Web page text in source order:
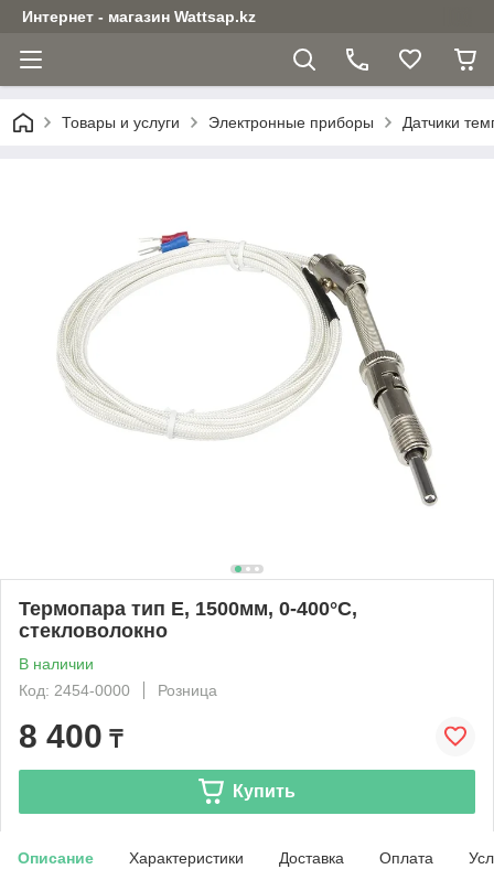
Интернет - магазин Wattsap.kz
Товары и услуги Электронные приборы Датчики
Термопара тип E, 1500мм, 0-400°C,
стекловолокно
В наличии
Код: 2454-0000
Розница
8 400 ₸
Купить
Описание Характеристики Доставка Оплата